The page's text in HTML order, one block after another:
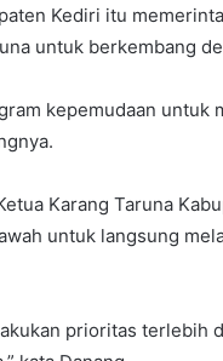
Kediri itu
untuk berkembang
kepemudaan
Karang Taruna
untuk langsung
prioritas terlebih